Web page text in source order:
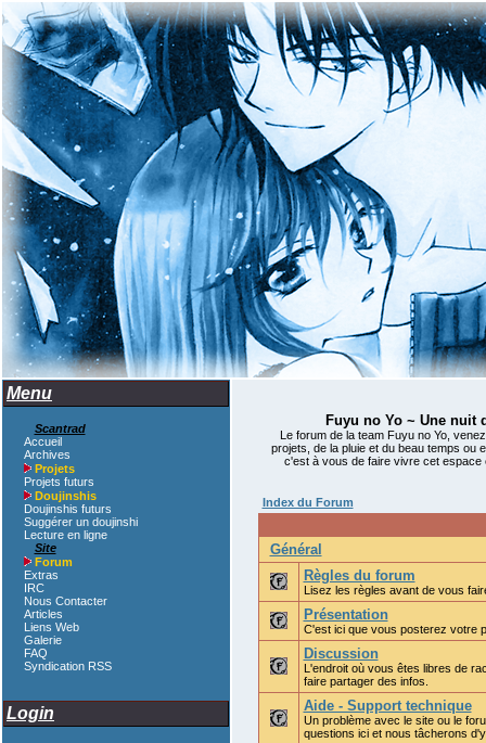
Menu
Scantrad
Accueil
Archives
Projets
Projets futurs
Doujinshis
Doujinshis futurs
Suggérer un doujinshi
Lecture en ligne
Site
Forum
Extras
IRC
Nous Contacter
Articles
Liens Web
Galerie
FAQ
Syndication RSS
Login
Fuyu no Yo ~ Une nuit
Le forum de la team Fuyu no Yo,
projets, de la pluie et du beau temps ou
c'est à vous de faire vivre cet espace
Index du Forum
Général
Règles du forum
Lisez les règles avant de vous
Présentation
C'est ici que vous posterez votre
Discussion
L'endroit où vous êtes libres de
faire partager des infos.
Aide - Support technique
Un problème avec le site ou le
questions ici et nous tâcherons